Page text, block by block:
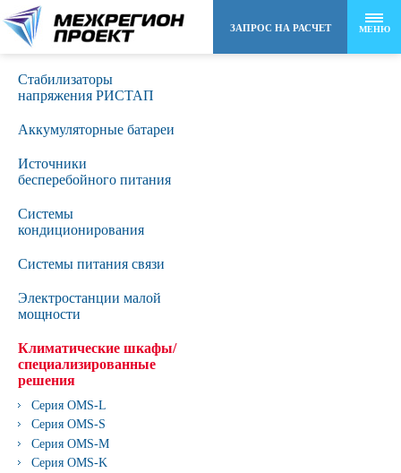
МЕНЮ
ЗАПРОС НА РАСЧЕТ
8 (495) 258-48-22
Стабилизаторы
напряжения РИСТАП
Аккумуляторные батареи
Источники
бесперебойного питания
Сиcтемы
кондиционирования
Системы питания связи
Электростанции малой
мощности
Климатические шкафы/
специализированные
решения
Серия OMS-L
Серия OMS-S
Серия OMS-M
Серия OMS-K